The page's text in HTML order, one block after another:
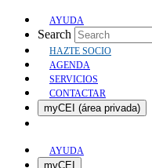
AYUDA
Search
HAZTE SOCIO
AGENDA
SERVICIOS
CONTACTAR
myCEI (área privada)
AYUDA
myCEI